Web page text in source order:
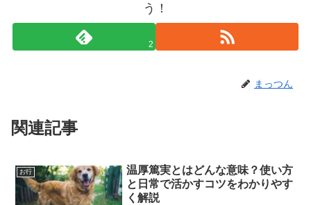
う！
2
まっつん
関連記事
お行
温厚篤実とはどんな意味？使い方
と日常で活かすコツをわかりやす
く解説